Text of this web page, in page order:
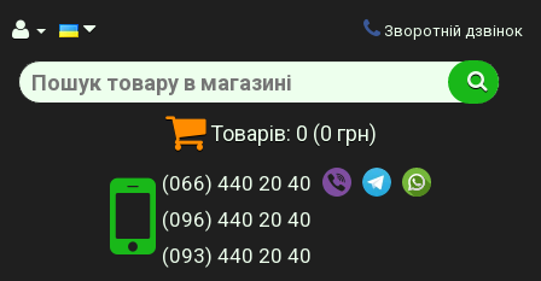
Товарів: 0 (0 грн)
Зворотній дзвінок
(066) 440 20 40
(096) 440 20 40
(093) 440 20 40